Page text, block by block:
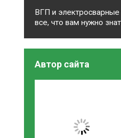
ВГП и электросварные
все, что вам нужно
Автор сайта